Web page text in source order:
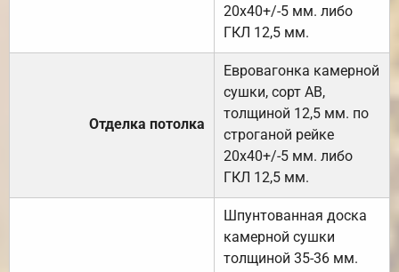
20х40+/-5 мм. либо
ГКЛ 12,5 мм.
Отделка потолка
Евровагонка камерной
сушки, сорт АВ,
толщиной 12,5 мм. по
строганой рейке
20х40+/-5 мм. либо
ГКЛ 12,5 мм.
Шпунтованная доска
камерной сушки
толщиной 35-36 мм.